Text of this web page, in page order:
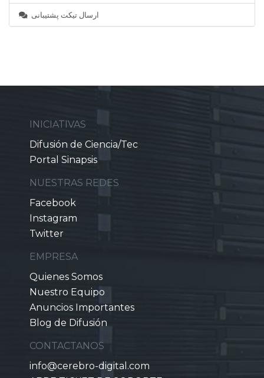
ارسال تیکت پشتیبانی
INICIATIVAS
Difusión de Ciencia/Tec
Portal Sinapsis
NUESTRAS REDES
Facebook
Instagram
Twitter
EMPRESA
Quienes Somos
Nuestro Equipo
Anuncios Importantes
Blog de Difusión
CONTACTANOS
info@cerebro-digital.com